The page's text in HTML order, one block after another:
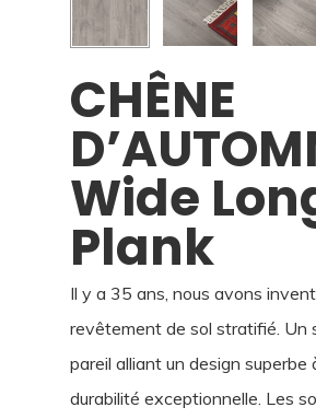
CHÊNE
Wide
Plank
Il y a 35 ans, nous avons
revêtement de sol stratifié. Un
pareil alliant un design superbe
durabilité exceptionnelle. Les